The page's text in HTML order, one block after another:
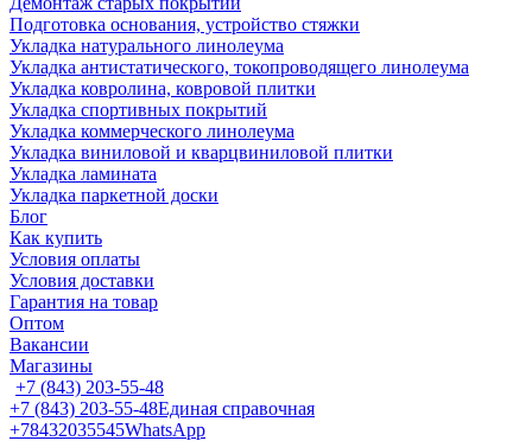
Подготовка основания, устройство стяжки
Укладка натурального линолеума
Укладка антистатического, токопроводящего линолеума
Укладка ковролина, ковровой плитки
Укладка спортивных покрытий
Укладка коммерческого линолеума
Укладка виниловой и кварцвиниловой плитки
Укладка ламината
Укладка паркетной доски
Блог
Как купить
Условия оплаты
Условия доставки
Гарантия на товар
Оптом
Вакансии
Магазины
+7 (843) 203-55-48
+7 (843) 203-55-48Единая справочная
+78432035545WhatsApp